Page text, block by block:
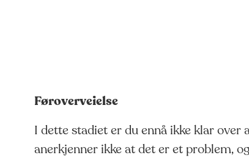
Føroverveielse
I dette stadiet er du ennå ikke klar
anerkjenner ikke at det er et problem,